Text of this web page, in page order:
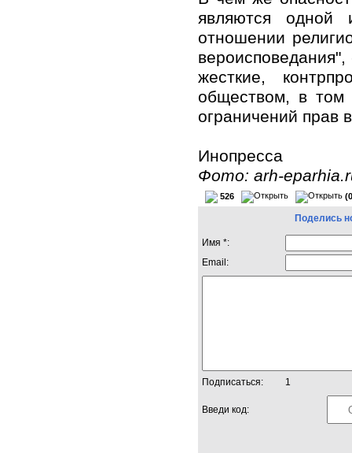
являются одной
отношении
жесткие,
обществом, в том
ограничений прав
Инопресса
Фото: arh-
526
Поделись
Имя *:
Email:
Подписаться: 1
Введи код: